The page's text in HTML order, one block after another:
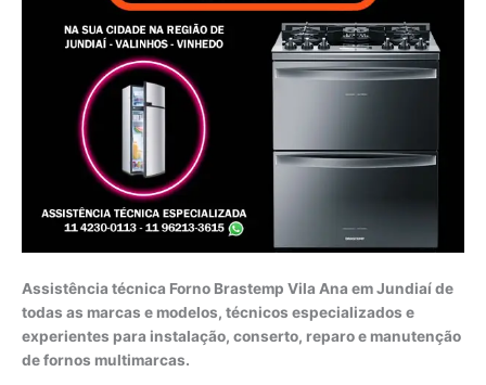
Assistência técnica Forno Brastemp Vila Ana em Jundiaí de
todas as marcas e modelos, técnicos especializados e
experientes para instalação, conserto, reparo e manutenção
de fornos multimarcas.